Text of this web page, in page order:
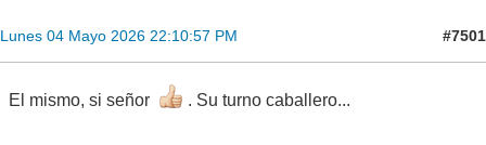
Lunes 04 Mayo 2026 22:10:57 PM #7501
El mismo, si señor . Su turno caballero...